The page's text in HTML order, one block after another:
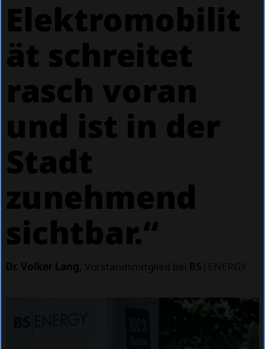
Elektromobilit
ät schreitet
rasch voran
und ist in der
Stadt
zunehmend
sichtbar.“
Dr. Volker Lang, Vorstandsmitglied bei BS | ENERGY